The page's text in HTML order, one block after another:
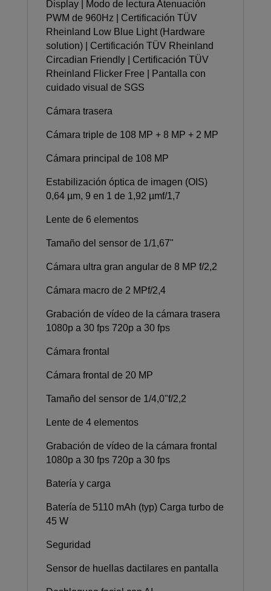
Display | Modo de lectura Atenuación
PWM de 960Hz | Certificación TÜV
Rheinland Low Blue Light (Hardware
solution) | Certificación TÜV Rheinland
Circadian Friendly | Certificación TÜV
Rheinland Flicker Free | Pantalla con
cuidado visual de SGS
Cámara trasera
Cámara triple de 108 MP + 8 MP + 2 MP
Cámara principal de 108 MP
Estabilización óptica de imagen (OIS)
0,64 µm, 9 en 1 de 1,92 µmf/1,7
Lente de 6 elementos
Tamaño del sensor de 1/1,67"
Cámara ultra gran angular de 8 MP f/2,2
Cámara macro de 2 MPf/2,4
Grabación de vídeo de la cámara trasera
1080p a 30 fps 720p a 30 fps
Cámara frontal
Cámara frontal de 20 MP
Tamaño del sensor de 1/4,0"f/2,2
Lente de 4 elementos
Grabación de vídeo de la cámara frontal
1080p a 30 fps 720p a 30 fps
Batería y carga
Batería de 5110 mAh (typ) Carga turbo de
45 W
Seguridad
Sensor de huellas dactilares en pantalla